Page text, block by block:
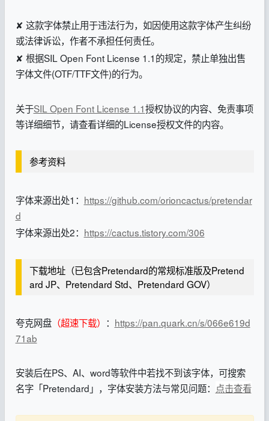
✘ 这款字体禁止用于违法行为，如因使用这款字体产生纠纷
或法律诉讼，作者不承担任何责任。
✘ 根据SIL Open Font License 1.1的规定，禁止单独出售
字体文件(OTF/TTF文件)的行为。
关于SIL Open Font License 1.1授权协议的内容、免责事项
等详细细节，请查看详细的License授权文件的内容。
参考资料
字体来源出处1： https://github.com/orioncactus/pretendar
d
字体来源出处2： https://cactus.tistory.com/306
下载地址（已包含Pretendard的常规标准版及Pretend
ard JP、Pretendard Std、Pretendard GOV）
夸克网盘（超速下载） ： https://pan.quark.cn/s/066e619d
71ab
安装后在PS、AI、word等软件中若找不到该字体，可搜索
名字「Pretendard」，字体安装方法与常见问题： 点击查看